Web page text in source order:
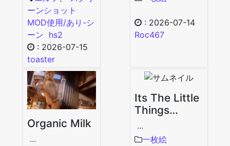
ーンショット
MOD使用/あり-シ
ーン hs2
: 2026-07-15
toaster
: 2026-07-14
Roc467
Organic Milk
…
Its The Little
Things…
…
一枚絵